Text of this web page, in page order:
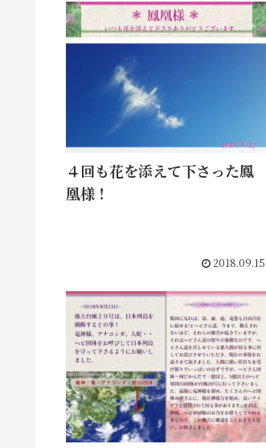
４回も花を添えて下さった鳳
凰様！
2018.09.15